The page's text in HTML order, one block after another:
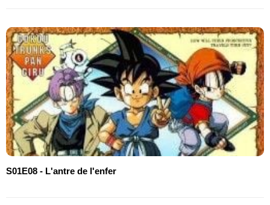
S01E08 - L'antre de l'enfer